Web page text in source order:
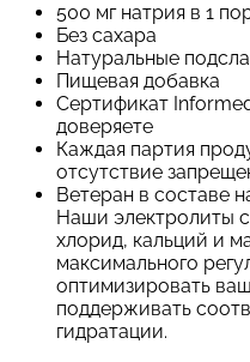
500 мг натрия в 1
Без сахара
Натуральные
Пищевая добавка
Сертификат
доверяете
Каждая партия
отсутствие
Ветеран в составе
Наши электролиты
хлорид, кальций и
максимального
оптимизировать
поддерживать
гидратации.